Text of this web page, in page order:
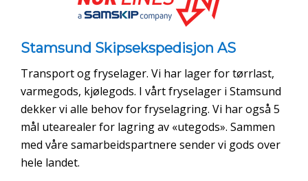
Stamsund Skipsekspedisjon AS
Transport og fryselager. Vi har lager for tørrlast,
varmegods, kjølegods. I vårt fryselager i Stamsund
dekker vi alle behov for fryselagring. Vi har også 5
mål utearealer for lagring av «utegods». Sammen
med våre samarbeidspartnere sender vi gods over
hele landet.